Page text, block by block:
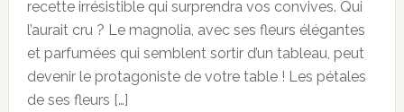
recette irrésistible qui surprendra vos convives. Qui
l’aurait cru ? Le magnolia, avec ses fleurs élégantes
et parfumées qui semblent sortir d’un tableau, peut
devenir le protagoniste de votre table ! Les pétales
de ses fleurs […]